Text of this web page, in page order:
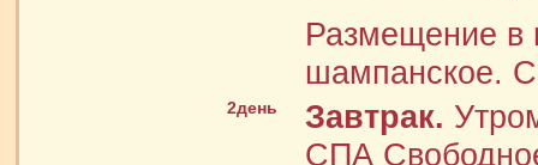
Размещение в
шампанское.
2день Завтрак.
СПА